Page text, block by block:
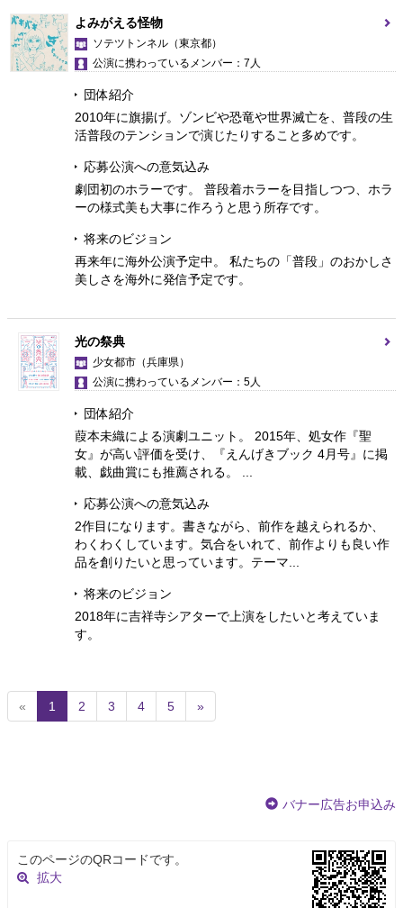
よみがえる怪物
ソテツトンネル （東京都）
公演に携わっているメンバー：7人
団体紹介
2010年に旗揚げ。ゾンビや恐竜や世界滅亡を、普段の生
活普段のテンションで演じたりすること多めです。
応募公演への意気込み
劇団初のホラーです。 普段着ホラーを目指しつつ、ホラ
ーの様式美も大事に作ろうと思う所存です。
将来のビジョン
再来年に海外公演予定中。 私たちの「普段」のおかしさ
美しさを海外に発信予定です。
光の祭典
少女都市 （兵庫県）
公演に携わっているメンバー：5人
団体紹介
葭本未織による演劇ユニット。 2015年、処女作『聖
女』が高い評価を受け、『えんげきブック 4月号』に掲
載、戯曲賞にも推薦される。 ...
応募公演への意気込み
2作目になります。書きながら、前作を越えられるか、
わくわくしています。気合をいれて、前作よりも良い作
品を創りたいと思っています。テーマ...
将来のビジョン
2018年に吉祥寺シアターで上演をしたいと考えていま
す。
« 1
c
2 3 4 5 »
バナー広告お申込み
このページのQRコードです。
拡大